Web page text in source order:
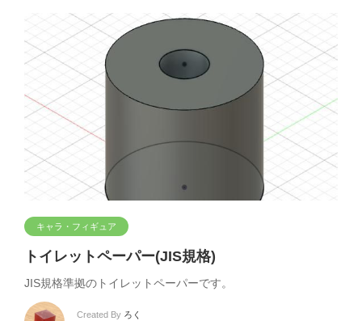
キャラ・フィギュア
トイレットペーパー(JIS規格)
JIS規格準拠のトイレットペーパーです。
Created By ろく